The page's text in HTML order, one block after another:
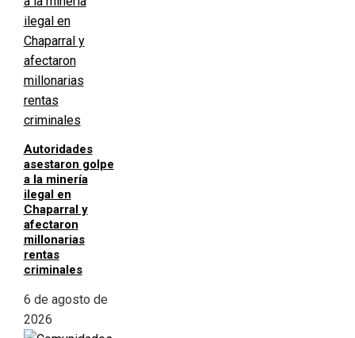
Autoridades
asestaron golpe
a la minería
ilegal en
Chaparral y
afectaron
millonarias
rentas
criminales
6 de agosto de
2026